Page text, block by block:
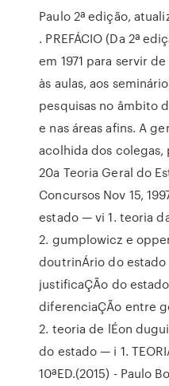
Paulo 2ª edição,
. PREFÁCIO (Da 2ª
em 1971 para servir
às aulas, aos
pesquisas no âmbito
e nas áreas afins. A
acolhida dos
20a Teoria Geral do
Concursos Nov 15,
estado — vi 1. teoria
2. gumplowicz e
doutrinÁrio do
justificaÇÃo do
diferenciaÇÃo entre
2. teoria de lÉon
do estado — i 1.
10ªED.(2015) - Paulo